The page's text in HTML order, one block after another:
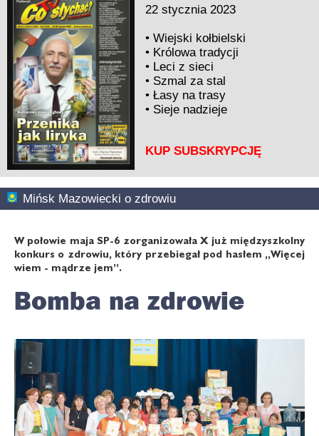
22 stycznia 2023
•Wiejski kołbielski
• Królowa tradycji
• Leci z sieci
• Szmal za stal
•Łasy na trasy
• Sieje nadzieje
KUP SUBSKRYPCJĘ
Mińsk Mazowiecki o zdrowiu
W połowie maja SP-6 zorganizowała X już międzyszkolny
konkurs o zdrowiu, który przebiegał pod hasłem „Więcej
wiem - mądrze jem”.
Bomba na zdrowie